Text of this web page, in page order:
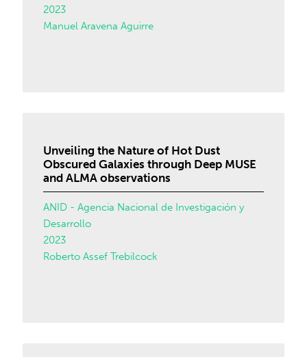
2023
Manuel Aravena Aguirre
Unveiling the Nature of Hot Dust
Obscured Galaxies through Deep MUSE
and ALMA observations
ANID - Agencia Nacional de Investigación y
Desarrollo
2023
Roberto Assef Trebilcock